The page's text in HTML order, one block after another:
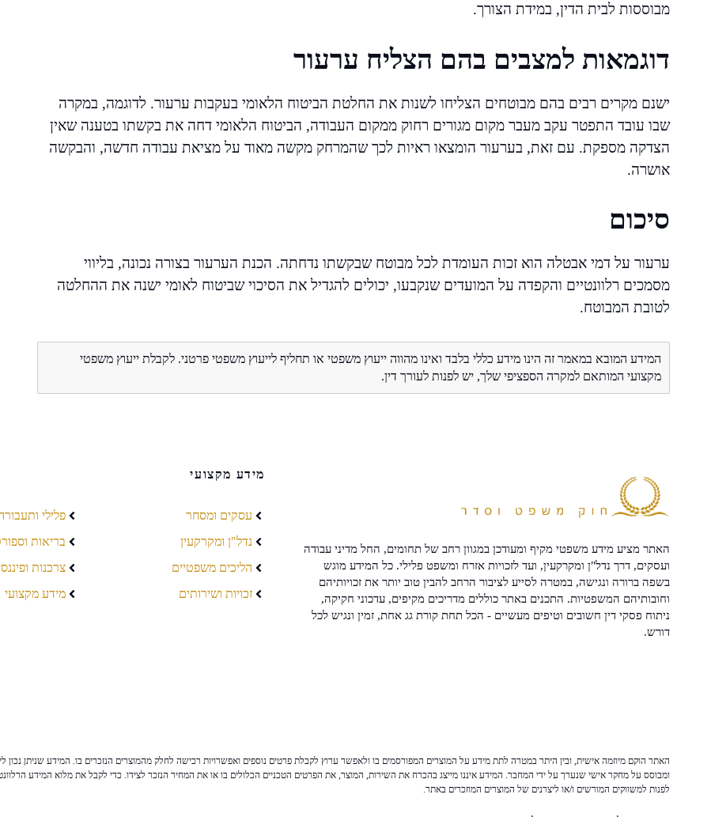
מבוססות לבית הדין, במידת הצורך.
דוגמאות למצבים בהם הצליח ערעור
ישנם מקרים רבים בהם מבוטחים הצליחו לשנות את החלטת הביטוח הלאומי בעקבות ערעור. לדוגמה, במקרה
שבו עובד התפטר עקב מעבר מקום מגורים רחוק ממקום העבודה, הביטוח הלאומי דחה את בקשתו בטענה שאין
הצדקה מספקת. עם זאת, בערעור הומצאו ראיות לכך שהמרחק מקשה מאוד על מציאת עבודה חדשה, והבקשה
אושרה.
סיכום
ערעור על דמי אבטלה הוא זכות העומדת לכל מבוטח שבקשתו נדחתה. הכנת הערעור בצורה נכונה, בליווי
מסמכים רלוונטיים והקפדה על המועדים שנקבעו, יכולים להגדיל את הסיכוי שביטוח לאומי ישנה את ההחלטה
לטובת המבוטח.
המידע המובא במאמר זה הינו מידע כללי בלבד ואינו מהווה ייעוץ משפטי או תחליף לייעוץ משפטי פרטני. לקבלת ייעוץ משפטי
מקצועי המותאם למקרה הספציפי שלך, יש לפנות לעורך דין.
האתר מציע מידע משפטי מקיף ומעודכן במגוון רחב של תחומים, החל מדיני עבודה
ועסקים, דרך נדל"ן ומקרקעין, ועד לזכויות אזרח ומשפט פלילי. כל המידע מוגש
בשפה ברורה ונגישה, במטרה לסייע לציבור הרחב להבין טוב יותר את זכויותיהם
וחובותיהם המשפטיות. התכנים באתר כוללים מדריכים מקיפים, עדכוני חקיקה,
ניתוח פסקי דין חשובים וטיפים מעשיים - הכל תחת קורת גג אחת, זמין ונגיש לכל
דורש.
מידע מקצועי
עסקים ומסחר
נדל"ן ומקרקעין
הליכים משפטיים
זכויות ושירותים
פלילי
בריאות
צרכנות
מידע מקצועי
האתר הוקם מיוזמה אישית, ובין היתר במטרה לתת מידע על המוצרים המפורסמים בו ולאפשר ערוץ לקבלת פרטים נוספים ואפשרויות רכישה לחלק מהמוצרים הנזכרים בו. המידע שניתן נכון
ומבוסס על מחקר אישי שנערך על ידי המחבר. המידע איננו מייצג בהכרח את השירות, המוצר, את הפרטים הטכניים הכלולים בו או את המחיר הנזכר לצידו. כדי לקבל את מלוא המידע
לפנות למשווקים המורשים ו/או ליצרנים של המוצרים המוזכרים באתר.